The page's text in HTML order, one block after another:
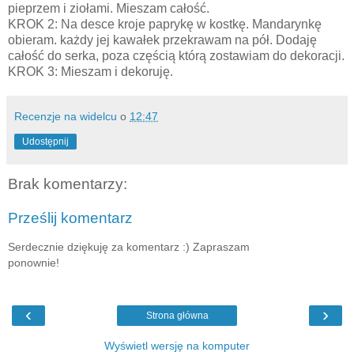
pieprzem i ziołami. Mieszam całość.
KROK 2: Na desce kroje paprykę w kostkę. Mandarynkę
obieram. każdy jej kawałek przekrawam na pół. Dodaję
całość do serka, poza częścią którą zostawiam do dekoracji.
KROK 3: Mieszam i dekoruję.
Recenzje na widelcu o 12:47
Udostępnij
Brak komentarzy:
Prześlij komentarz
Serdecznie dziękuję za komentarz :) Zapraszam
ponownie!
‹ ›
Strona główna
Wyświetl wersję na komputer